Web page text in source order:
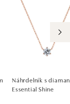
Náhrdelník s
Essential Shine